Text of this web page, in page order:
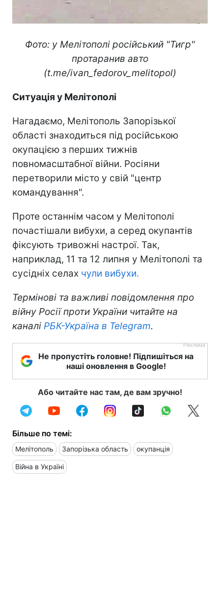
Фото: у Мелітополі російський "Тигр"
протаранив авто
(t.me/ivan_fedorov_melitopol)
Ситуація у Мелітополі
Нагадаємо, Мелітополь Запорізької
області знаходиться під російською
окупацією з перших тижнів
повномасштабної війни. Росіяни
перетворили місто у свій "центр
командування".
Проте останнім часом у Мелітополі
почастішали вибухи, а серед окупантів
фіксують тривожні настрої. Так,
наприклад, 11 та 12 липня у Мелітополі та
сусідніх селах чули вибухи.
Термінові та важливі повідомлення про
війну Росії проти України читайте на
каналі РБК-Україна в Telegram.
Не пропустіть головне! Підпишіться на
наші оновлення в Google!
Або читайте нас там, де вам зручно!
Більше по темі:
Мелітополь Запорізька область окупанція
Війна в Україні